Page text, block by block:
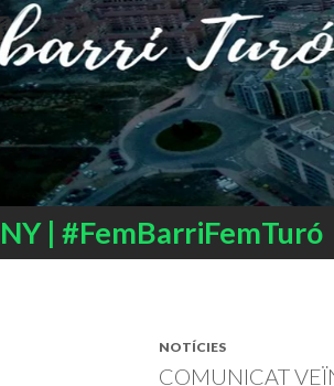
| #FemBarriFemTuró
NOTÍCIES
COMUNICAT